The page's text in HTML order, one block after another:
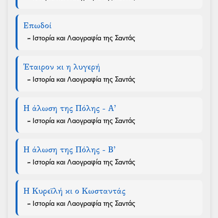
Επωδοί
- Ιστορία και Λαογραφία της Σαντάς
Έταιρον κι η λυγερή
- Ιστορία και Λαογραφία της Σαντάς
Η άλωση της Πόλης - Α’
- Ιστορία και Λαογραφία της Σαντάς
Η άλωση της Πόλης - Β’
- Ιστορία και Λαογραφία της Σαντάς
Η Κυρεϊλή κι ο Κωσταντάς
- Ιστορία και Λαογραφία της Σαντάς